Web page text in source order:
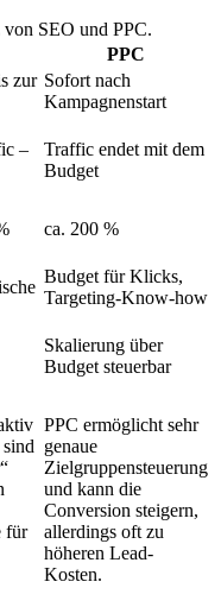
SEO und PPC.
PPC
zur Sofort nach
Kampagnenstart
–
Traffic endet mit dem
Budget
ca. 200 %
Budget für Klicks,
Targeting-Know-how
Skalierung über
Budget steuerbar
für
PPC ermöglicht sehr
genaue
Zielgruppensteuerung
und kann die
Conversion steigern,
allerdings oft zu
höheren Lead-
Kosten.